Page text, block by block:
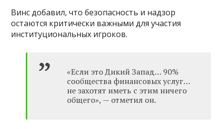
Винс добавил, что безопасность и надзор
остаются критически важными для участия
институциональных игроков.
«Если это Дикий Запад… 90%
сообщества финансовых услуг…
не захотят иметь с этим ничего
общего», — отметил он.